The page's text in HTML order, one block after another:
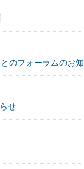
のフォーラムのお
せ